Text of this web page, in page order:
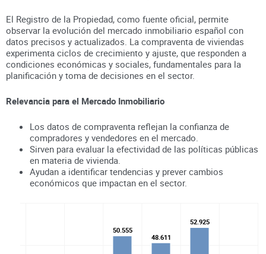
El Registro de la Propiedad, como fuente oficial, permite
observar la evolución del mercado inmobiliario español con
datos precisos y actualizados. La compraventa de viviendas
experimenta ciclos de crecimiento y ajuste, que responden a
condiciones económicas y sociales, fundamentales para la
planificación y toma de decisiones en el sector.
Relevancia para el Mercado Inmobiliario
Los datos de compraventa reflejan la confianza de
compradores y vendedores en el mercado.
Sirven para evaluar la efectividad de las políticas públicas
en materia de vivienda.
Ayudan a identificar tendencias y prever cambios
económicos que impactan en el sector.
50.555
50.555
48.611
48.611
52.925
52.925